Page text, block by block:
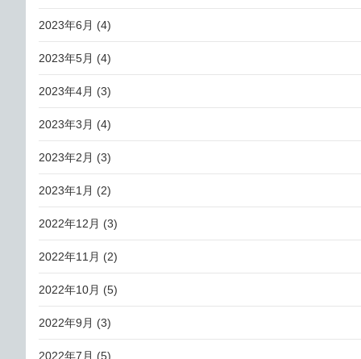
2023年6月 (4)
2023年5月 (4)
2023年4月 (3)
2023年3月 (4)
2023年2月 (3)
2023年1月 (2)
2022年12月 (3)
2022年11月 (2)
2022年10月 (5)
2022年9月 (3)
2022年7月 (5)